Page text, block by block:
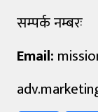
सम्पर्क नम्बरः
Email: